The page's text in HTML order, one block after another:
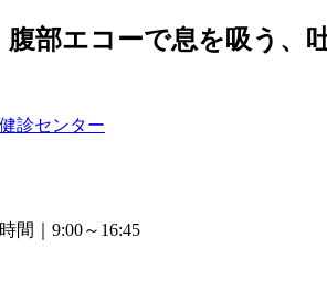
部エコーで息を吸う、
間｜9:00～16:45